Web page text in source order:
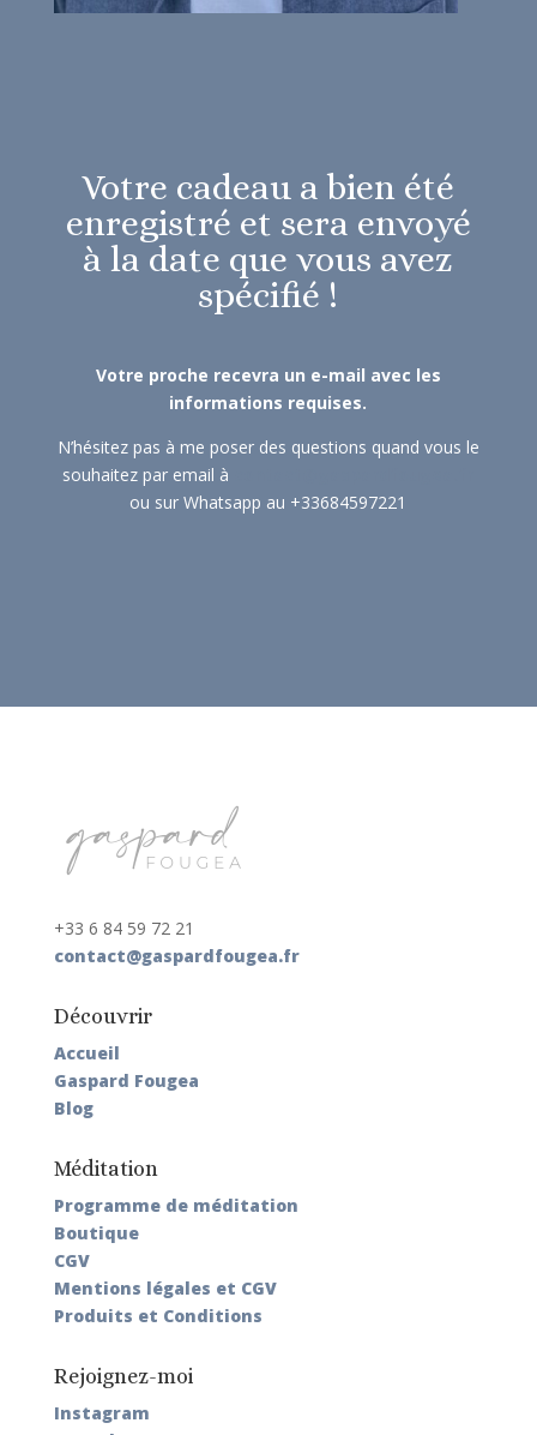
Votre cadeau a bien été
enregistré et sera envoyé
à la date que vous avez
spécifié !
Votre proche recevra un e-mail avec les
informations requises.
N’hésitez pas à me poser des questions quand vous le
souhaitez par email à
ou sur Whatsapp au +33684597221
+33 6 84 59 72 21
contact@gaspardfougea.fr
Découvrir
Accueil
Gaspard Fougea
Blog
Méditation
Programme de méditation
Boutique
CGV
Mentions légales et CGV
Produits et Conditions
Rejoignez-moi
Instagram